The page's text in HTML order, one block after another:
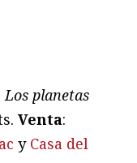
Los planetas
Venta:
y Casa del